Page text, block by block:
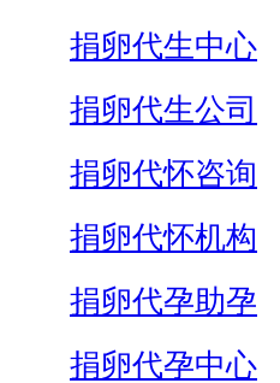
捐卵代生中心
捐卵代生公司
捐卵代怀咨询
捐卵代怀机构
捐卵代孕助孕
捐卵代孕中心